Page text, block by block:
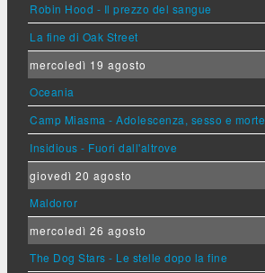
Robin Hood - Il prezzo del sangue
La fine di Oak Street
mercoledì 19 agosto
Oceania
Camp Miasma - Adolescenza, sesso e morte
Insidious - Fuori dall'altrove
giovedì 20 agosto
Maldoror
mercoledì 26 agosto
The Dog Stars - Le stelle dopo la fine